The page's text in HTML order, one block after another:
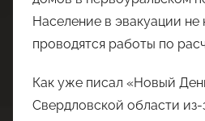
Население в эвакуации не
проводятся работы по
Как уже писал «Новый
Свердловской области из-